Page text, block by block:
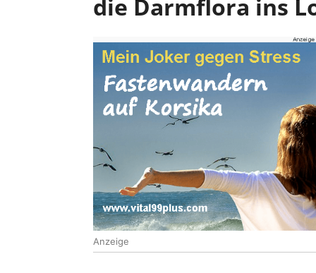
die Darmflora ins
Anzeige